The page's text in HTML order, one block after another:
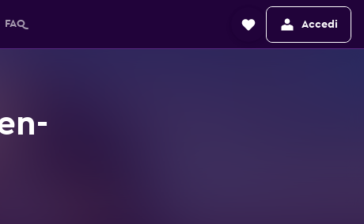
FAQ Accedi